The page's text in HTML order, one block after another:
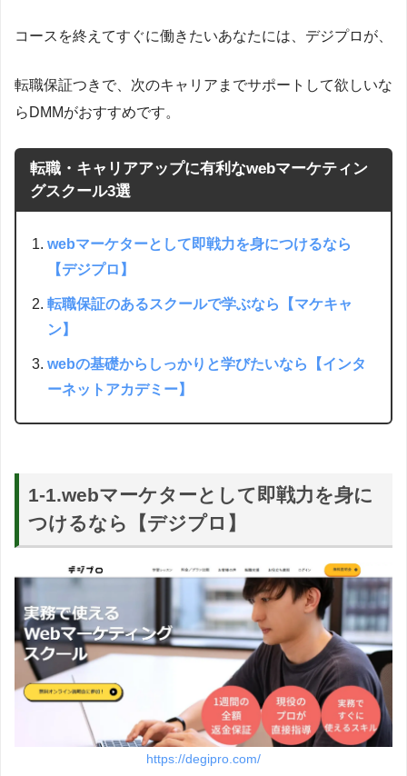
コースを終えてすぐに働きたいあなたには、デジプロが、
転職保証つきで、次のキャリアまでサポートして欲しいな
らDMMがおすすめです。
転職・キャリアアップに有利なwebマーケティン
グスクール3選
webマーケターとして即戦力を身につけるなら
【デジプロ】
転職保証のあるスクールで学ぶなら【マケキャ
ン】
webの基礎からしっかりと学びたいなら【インタ
ーネットアカデミー】
1-1.webマーケターとして即戦力を身に
つけるなら【デジプロ】
https://degipro.com/